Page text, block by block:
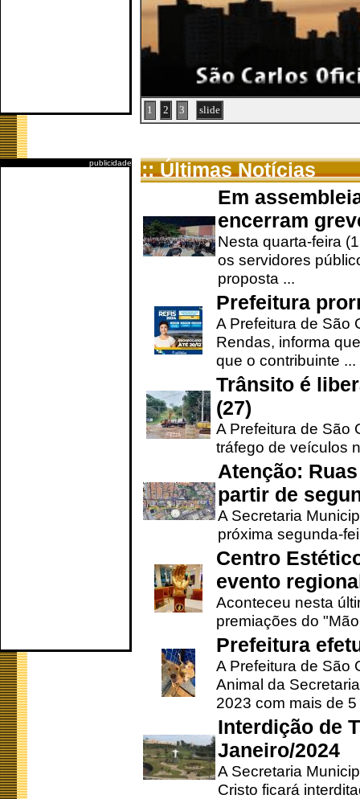
publicidade
1 2 3 slide
:: Últimas Notícias
Em
encerram
Nesta quarta-feira
os servidores
proposta ...
Prefeitura
A Prefeitura de São
Rendas, informa
que o contribuinte ...
Trânsito é
(27)
A Prefeitura de São
tráfego de veículos
Atenção:
partir de
A Secretaria
próxima segunda-
Centro
evento
Aconteceu nesta
premiações do
Prefeitura
A Prefeitura de São
Animal da
2023 com mais de 5
Interdição de
Janeiro/2024
A Secretaria
Cristo ficará